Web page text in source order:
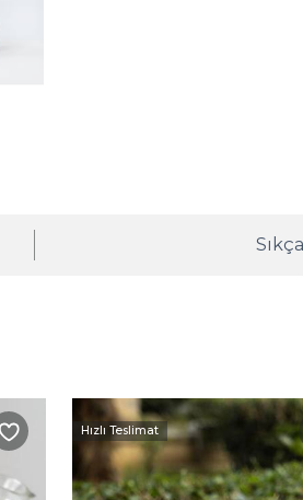
Hızlı Teslimat